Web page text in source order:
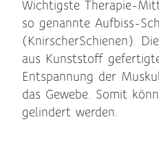
Wichtigste Therapie-
so genannte Aufbiss-
(KnirscherSchienen).
aus Kunststoff
Entspannung der
das Gewebe. Somit
gelindert werden.